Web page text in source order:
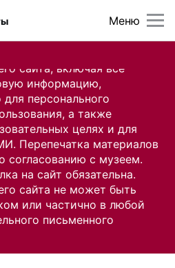
сайта, включая все
информацию,
персонального
а также
целях и для
Перепечатка материалов
согласованию с музеем.
на сайт обязательна.
сайта не может быть
или частично в любой
письменного
Меню